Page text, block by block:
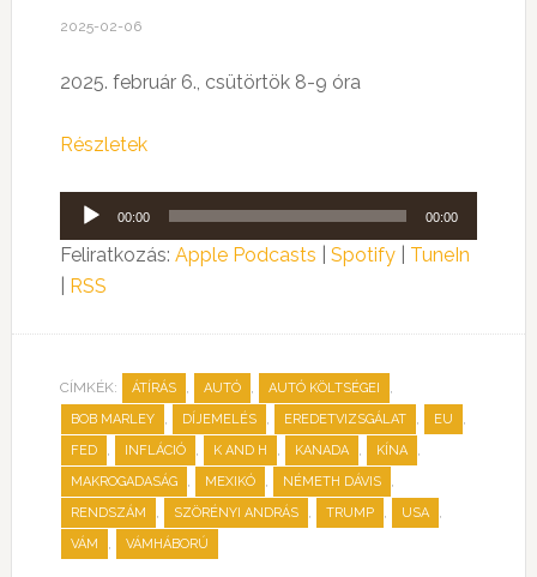
2025-02-06
2025. február 6., csütörtök 8-9 óra
Részletek
Audió
lejátszó
00:00 00:00
Feliratkozás: Apple Podcasts Spotify| TuneIn
RSS
CÍMKÉK: ÁTÍRÁS , AUTÓ , AUTÓ KÖLTSÉGEI ,
BOB MARLEY , DÍJEMELÉS , EREDETVIZSGÁLAT , EU ,
FED , INFLÁCIÓ , K AND H , KANADA , KÍNA ,
MAKROGADASÁG , MEXIKÓ , NÉMETH DÁVIS ,
RENDSZÁM , SZÖRÉNYI ANDRÁS , TRUMP , USA ,
VÁM , VÁMHÁBORÚ